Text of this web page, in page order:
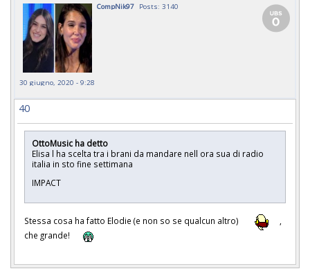
CompNik97 Posts: 3140
30 giugno, 2020 - 9:28
40
OttoMusic ha detto
Elisa l ha scelta tra i brani da mandare nell ora sua di radio
italia in sto fine settimana
IMPACT
Stessa cosa ha fatto Elodie (e non so se qualcun altro)
,
che grande!